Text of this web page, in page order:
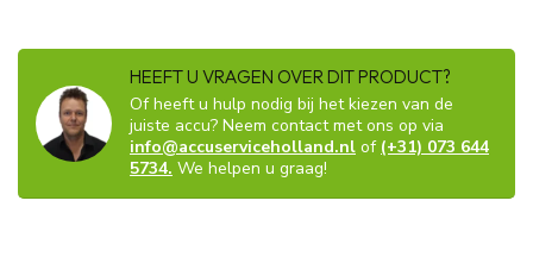
HEEFT U VRAGEN OVER DIT PRODUCT?
Of heeft u hulp nodig bij het kiezen van de
juiste accu? Neem contact met ons op via
info@accuserviceholland.nl of (+31) 073 644
5734. We helpen u graag!